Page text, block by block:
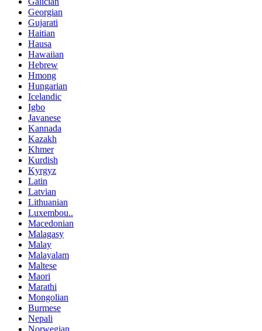
Georgian
Gujarati
Haitian
Hausa
Hawaiian
Hebrew
Hmong
Hungarian
Icelandic
Igbo
Javanese
Kannada
Kazakh
Khmer
Kurdish
Kyrgyz
Latin
Latvian
Lithuanian
Luxembou..
Macedonian
Malagasy
Malay
Malayalam
Maltese
Maori
Marathi
Mongolian
Burmese
Nepali
Norwegian